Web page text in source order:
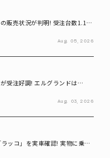
販売状況が判明! 受注台数1.1台
Aug. 05, 2026
受注好調! エルグランドは
Aug. 03, 2026
ッコ」を実車確認! 実物に乗り